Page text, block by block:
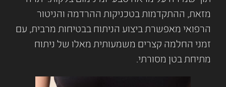
מזאת, ההתקדמות בטכניקות ההרדמה והניטור
הרפואי מאפשרת ביצוע הניתוח בבטיחות מרבית, עם
זמני החלמה קצרים משמעותית מאלו של ניתוח
מתיחת בטן מסורתי.